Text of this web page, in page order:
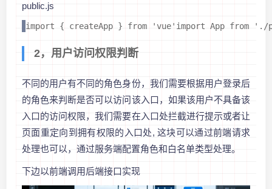
public.js
import { createApp } from 'vue'import App from './
2，用户访问权限判断
不同的用户有不同的角色身份，我们需要根据用户登录后
的角色来判断是否可以访问该入口，如果该用户不具备该
入口的访问权限，我们需要在入口处拦截进行提示或者让
页面重定向到拥有权限的入口处, 这块可以通过前端请求
处理也可以，通过服务端配置角色和白名单类型处理。
下边以前端调用后端接口实现